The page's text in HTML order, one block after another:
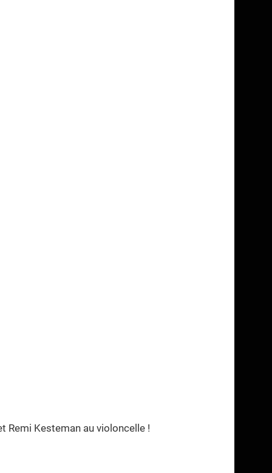
Remi Kesteman au violoncelle !